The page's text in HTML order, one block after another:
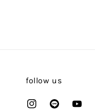
follow us